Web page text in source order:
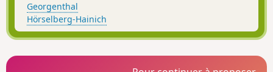
Georgenthal
Hörselberg-Hainich